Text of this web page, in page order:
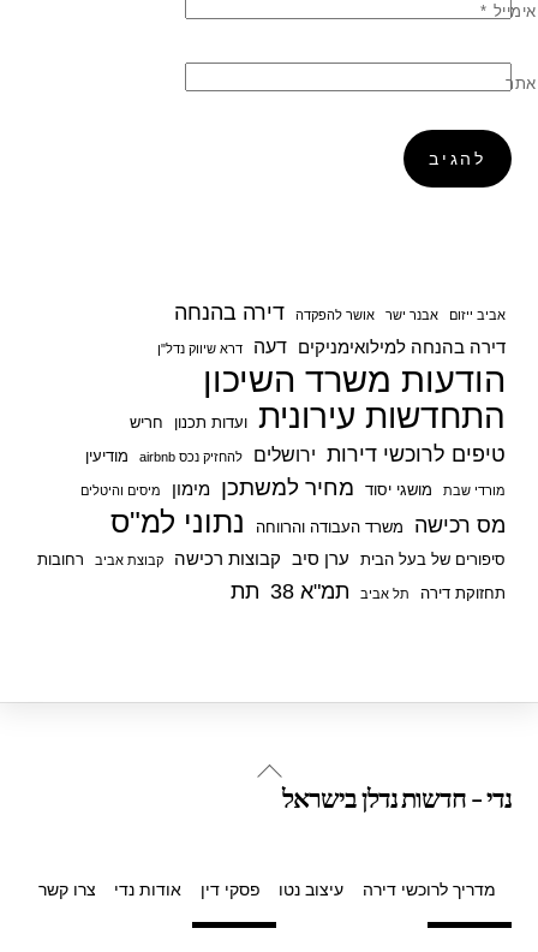
אימייל *
אתר
אביב ייזום אבנר ישר אושר להפקדה דירה בהנחה
דירה בהנחה למילואימניקים דעה דרא שיווק נדל"ן
הודעות משרד השיכון
התחדשות עירונית ועדות תכנון חריש
טיפים לרוכשי דירות ירושלים להחזיק נכס airbnb מודיעין
מורדי שבת מושגי יסוד מחיר למשתכן מימון מיסים והיטלים
מס רכישה משרד העבודה והרווחה נתוני למ"ס
סיפורים של בעל הבית ערן סיב קבוצות רכישה קבוצת אביב
רחובות
תחזוקת דירה
תל אביב תמ"א 38 תת
Back
נדי - חדשות נדלן בישראל
מדריך לרוכשי דירה עיצוב נטו פסקי דין אודות נדי צרו קשר